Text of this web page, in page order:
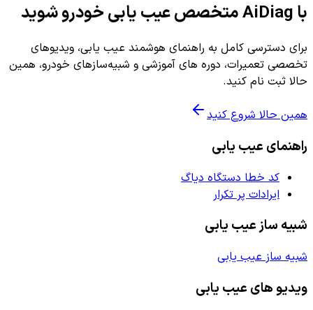
با AiDiag متخصص عیب یابی خودرو شوید
برای دسترسی کامل به راهنمای هوشمند عیب یابی، ویدیوهای
تخصصی تعمیرات، دوره های آموزشی و شبیه‌سازهای خودرو، همین
حالا ثبت نام کنید.
همین حالا شروع کنید
راهنمای عیب یابی
کد خطا دستگاه دیاگ
ایرادات پر تکرار
شبیه ساز عیب یابی
شبیه ساز عیب یابی
ویدیو های عیب یابی